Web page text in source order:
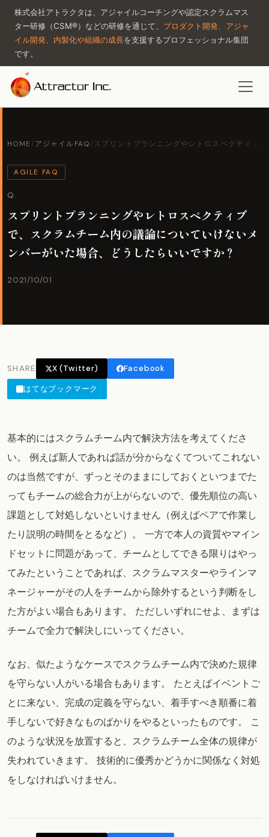
株式会社アトラクタは、アジャイルコーチングや認定スクラムマス
ター研修（CSM®）などの研修を通じて、 プロダクト開発、アジャ
イル開発、内製化や組織の成長を支援するプロフェッショナル集団
です。
HOME / アジャイルFAQ / スプリントプランニングやレトロスペクティ …
AGILE FAQ
Q.
スプリントプランニングやレトロスペクティブ
で、スクラムチーム内の議論についていけないメ
ンバーがいた場合、どうしたらいいですか？
2021/10/01
SHARE X (Twitter)
Facebook
はてなブックマーク
基本的にはスクラムチーム内で解決方法を考えてくださ
い。 例えば新人であれば話が分からなくてついてこれない
のは当然ですが、ずっとそのままにしておくといつまでた
ってもチームの総合力が上がらないので、優先順位の高い
課題として対処しないといけません（例えばペアで作業し
たり説明の時間をとるなど）。 一方で本人の資質やマイン
ドセットに問題があって、チームとしてできる限りはやっ
てみたということであれば、スクラムマスターやラインマ
ネージャーがその人をチームから除外するという判断をし
た方がよい場合もあります。 ただしいずれにせよ、まずは
チームで全力で解決しにいってください。
なお、似たようなケースでスクラムチーム内で決めた規律
を守らない人がいる場合もあります。 たとえばイベントご
とに来ない、完成の定義を守らない、着手すべき順番に着
手しないで好きなものばかりをやるといったものです。 こ
のような状況を放置すると、スクラムチーム全体の規律が
失われていきます。 技術的に優秀かどうかに関係なく対処
をしなければいけません。